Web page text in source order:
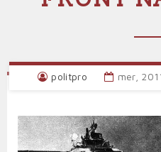
politpro mer,